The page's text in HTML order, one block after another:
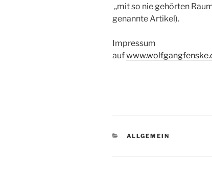
„mit so nie gehörten
genannte Artikel).
Impressum
auf
KATEGORIEN
ALLGEMEIN